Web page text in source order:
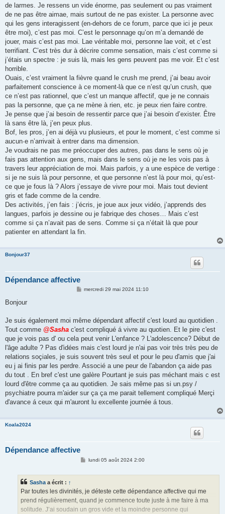
de larmes. Je ressens un vide énorme, pas seulement ou pas vraiment
de ne pas être aimae, mais surtout de ne pas exister. La personne avec
qui les gens interagissent (en-dehors de ce forum, parce que ici je peux
être moi), c’est pas moi. C’est le personnage qu’on m’a demandé de
jouer, mais c’est pas moi. Lae véritable moi, personne lae voit, et c’est
terrifiant. C’est très dur à décrire comme sensation, mais c’est comme si
j’étais un spectre : je suis là, mais les gens peuvent pas me voir. Et c’est
horrible.
Ouais, c’est vraiment la fièvre quand le crush me prend, j’ai beau avoir
parfaitement conscience à ce moment-là que ce n’est qu’un crush, que
ce n’est pas rationnel, que c’est un manque affectif, que je ne connais
pas la personne, que ça ne mène à rien, etc. je peux rien faire contre.
Je pense que j’ai besoin de ressentir parce que j’ai besoin d’exister. Être
là sans être là, j’en peux plus.
Bof, les pros, j’en ai déjà vu plusieurs, et pour le moment, c’est comme si
aucun·e n’arrivait à entrer dans ma dimension.
Je voudrais ne pas me préoccuper des autres, pas dans le sens où je
fais pas attention aux gens, mais dans le sens où je ne les vois pas à
travers leur appréciation de moi. Mais parfois, y a une espèce de vertige :
si je ne suis là pour personne, et que personne n’est là pour moi, qu’est-
ce que je fous là ? Alors j’essaye de vivre pour moi. Mais tout devient
gris et fade comme de la cendre.
Des activités, j’en fais : j’écris, je joue aux jeux vidéo, j’apprends des
langues, parfois je dessine ou je fabrique des choses… Mais c’est
comme si ça n’avait pas de sens. Comme si ça n’était là que pour
patienter en attendant la fin.
Bonjour37
Dépendance affective
M
g
mercredi 29 mai 2024 11:10
Bonjour
Je suis également moi même dépendant affectif c'est lourd au quotidien .
Tout comme @Sasha c'est compliqué á vivre au quotien. Et le pire c'est
que je vois pas d' ou cela peut venir L'enfance ? L'adolescence? Début de
l'âge adulte ? Pas d'idées mais c'est lourd je n'ai pas voir très très peu de
relations soçiales, je suis souvent très seul et pour le peu d'amis que j'ai
eu j ai finis par les perdre. Associé a une peur de l'abandon ça aide pas
du tout . En bref c'est une galère Pourtant je suis pas méchant mais c est
lourd d'être comme ça au quotidien. Je sais même pas si un.psy /
psychiatre pourra m'aider sur ça ça me parait tellement compliqué Merçi
d'avance á ceux qui m'auront lu excellente journée á tous.
Koala2024
Dépendance affective
M
g
lundi 05 août 2024 2:00
Sasha a écrit : ↑
Par toutes les divinités, je déteste cette dépendance affective qui me
prend régulièrement, quand je commence toute juste à me faire à ma
solitude. J’ai soudain un gros vide et la moindre personne qui